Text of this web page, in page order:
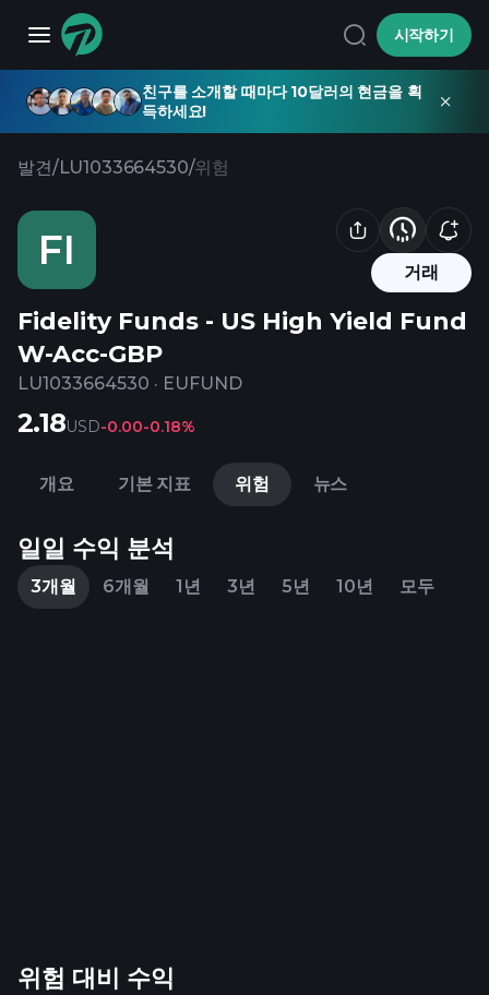
시작하기
친구를 소개할 때마다 10달러의 현금을 획
득하세요!
발견/LU1033664530/위험
FI 거래
Fidelity Funds - US High Yield Fund
W-Acc-GBP
LU1033664530 · EUFUND
2.18USD-0.00-0.18%
개요 기본 지표 위험 뉴스
일일 수익 분석
3개월 6개월 1년 3년 5년 10년 모두
위험 대비 수익